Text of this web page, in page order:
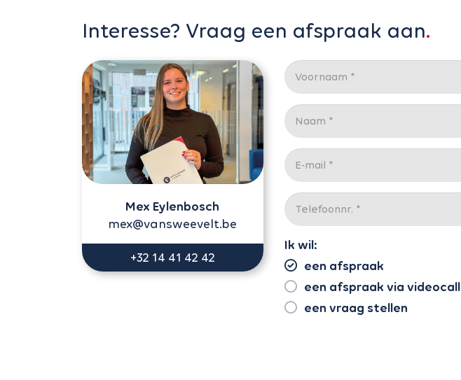
Interesse? Vraag een afspraak aan
Mex Eylenbosch
mex@vansweevelt.be
+32 14 41 42 42
Ik wil:
een afspraak
een afspraak via videocall
een vraag stellen